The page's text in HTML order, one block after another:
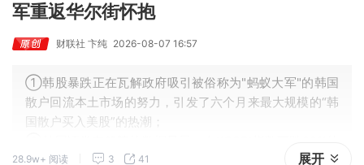
军重返华尔街怀抱
财联社 卞纯 2026-08-07 16:57
①韩股暴跌正在瓦解政府吸引被俗称为"蚂蚁大军"的韩国
散户回流本土市场的努力，引发了六个月来最大规模的“韩
国散户买入美股”的热潮；
7月，韩国散户买入美股的规模高达46亿美元。这一数字
28.9w+ 阅读 3 41 展开